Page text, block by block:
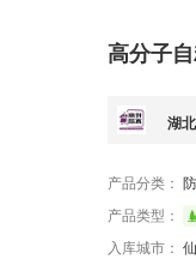
高分子
湖
产品分类：
产品类型：
入库城市：